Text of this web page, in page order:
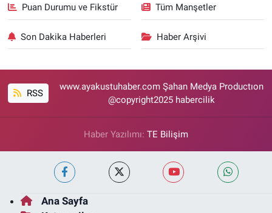
Puan Durumu ve Fikstür Tüm Manşetler
Son Dakika Haberleri Haber Arşivi
RSS
www.ayakustuhaber.com Şahan Medya Productıon
@copyright2025 habercilik
Haber Yazılımı: TE Bilişim
Ana Sayfa